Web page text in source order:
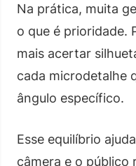
Na prática, muita
o que é prioridade.
mais acertar
cada microdetalhe
ângulo específico.
Esse equilíbrio
câmera e o público